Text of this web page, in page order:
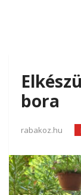
bora
rabakoz.hu